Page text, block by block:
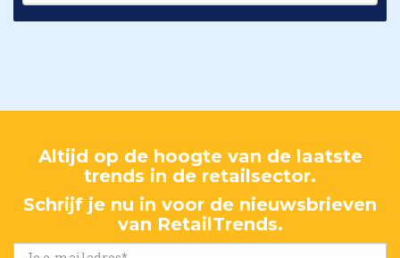
Altijd op de hoogte van de laatste
trends in de retailsector.
Schrijf je nu in voor de nieuwsbrieven
van RetailTrends.